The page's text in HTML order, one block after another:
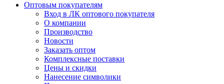
Оптовым покупателям
Вход в ЛК оптового покупателя
О компании
Производство
Новости
Заказать оптом
Комплексные поставки
Цены и скидки
Нанесение символики